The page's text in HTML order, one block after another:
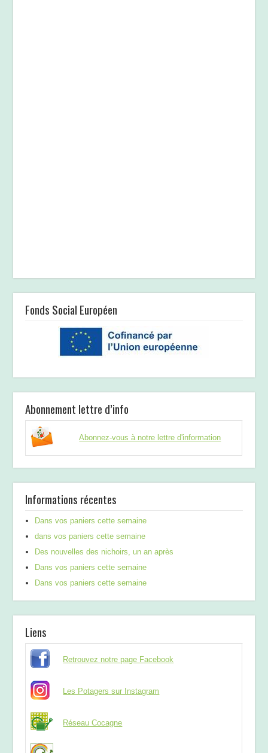
Fonds Social Européen
Abonnement lettre d’info
Abonnez-vous à notre lettre d'information
Informations récentes
Dans vos paniers cette semaine
dans vos paniers cette semaine
Des nouvelles des nichoirs, un an après
Dans vos paniers cette semaine
Dans vos paniers cette semaine
Liens
Retrouvez notre page Facebook
Les Potagers sur Instagram
Réseau Cocagne